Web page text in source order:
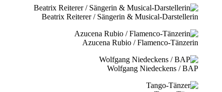
Beatrix Reiterer / Sängerin & Musical-Darstellerin
Azucena Rubio / Flamenco-Tänzerin
Wolfgang Niedeckens / BAP